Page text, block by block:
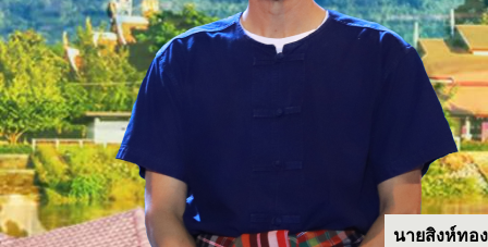
นายสิงห์ทอ